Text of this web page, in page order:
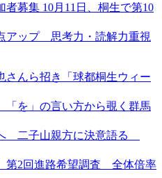
募集 10月11日、桐生で第10
アップ 思考力・読解力重視
さんら招き「球都桐生ウィー
を」の言い方から覗く群馬
二子山親方に決意語る
第2回進路希望調査 全体倍率